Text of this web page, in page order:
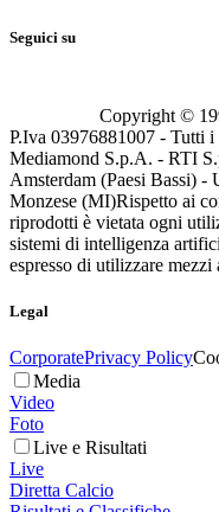
Seguici su
Copyright ©
P.Iva 03976881007 - Tutti
Mediamond S.p.A. - RTI
Amsterdam (Paesi Bassi)
Monzese (MI)Rispetto ai
riprodotti è vietata ogni
sistemi di intelligenza
espresso di utilizzare
Legal
CorporatePrivacy Policy
Media
Video
Foto
Live e Risultati
Live
Diretta Calcio